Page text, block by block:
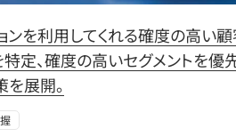
ンを利用してくれる確度の高い
特定、確度の高いセグメントを優
を展開。